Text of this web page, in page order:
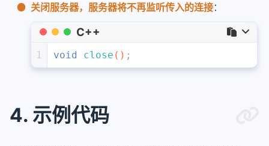
关闭服务器，服务器将不再监听传入的连接：
C++
1 void close () ;
4. 示例代码